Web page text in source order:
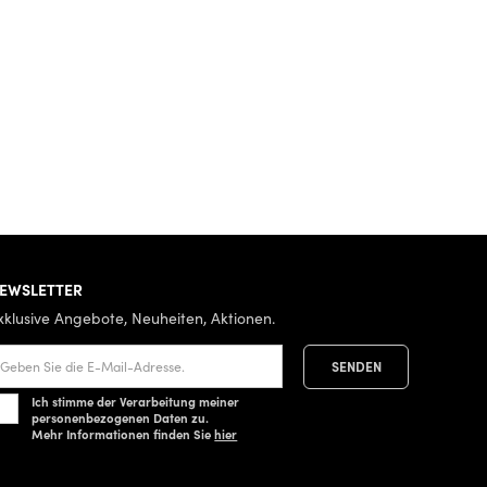
Angebote, Neuheiten, Aktionen.
Ich stimme der Verarbeitung meiner
personenbezogenen Daten zu.
Mehr Informationen finden Siehier